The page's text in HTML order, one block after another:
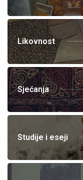
Likovnost
Sjećanja
Studije i eseji